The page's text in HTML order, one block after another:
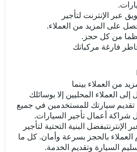
عبر الإنترنت لتأجير
على المزيد من العملاء.
من كل حجز.
فارغة مركباتك
من العملاء بينما
العملاء المحليين إلا بوسائلك
تقديم سيارتك للمستخدمين في جميع
شراكة أعمال تأجير السيارات.
البنية التحتية لتأجير
العملاء بالحجز بسرعة وأمان. كل ما
السيارة وتقديم الخدمة.